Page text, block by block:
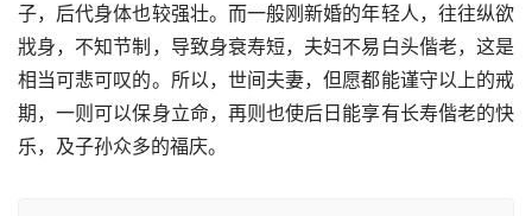
子，后代身体也较强壮。而一般刚新婚的年轻人，往往纵欲
戕身，不知节制，导致身衰寿短，夫妇不易白头偕老，这是
相当可悲可叹的。所以，世间夫妻，但愿都能谨守以上的戒
期，一则可以保身立命，再则也使后日能享有长寿偕老的快
乐，及子孙众多的福庆。